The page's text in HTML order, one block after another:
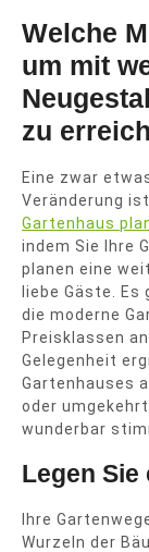
Welche
um mit
zu
Eine zwar
Veränderung
Gartenhaus
indem Sie Ihre
planen eine
liebe Gäste.
die moderne
Preisklassen
Gelegenheit
Gartenhauses
oder
wunderbar
Legen Sie
Ihre
Wurzeln der